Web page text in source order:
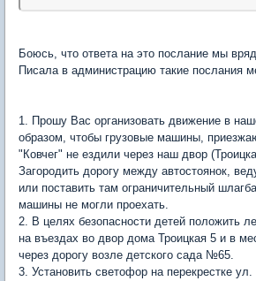
Боюсь, что ответа на это послание мы
Писала в администрацию такие послания
1. Прошу Вас организовать движение в
образом, чтобы грузовые машины,
"Ковчег" не ездили через наш двор
Загородить дорогу между автостоянок,
или поставить там ограничительный
машины не могли проехать.
2. В целях безопасности детей положить
на въездах во двор дома Троицкая 5 и в
через дорогу возле детского сада №65.
3. Установить светофор на перекрестке